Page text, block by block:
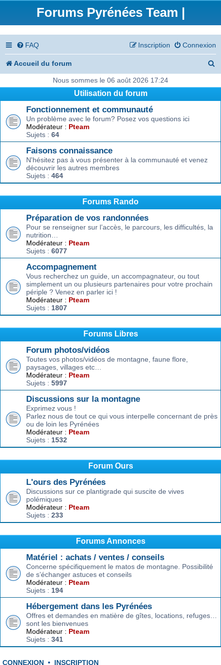
Forums Pyrénées Team |
FAQ Connexion
Inscription
Accueil du forum
e
Nous sommes le 06 août 2026 17:24
Utilisation du forum
Fonctionnement et communauté
Un problème avec le forum? Posez vos questions ici
Modérateur : Pteam
Sujets : 64
Faisons connaissance
N'hésitez pas à vous présenter à la communauté et venez
découvrir les autres membres
Sujets : 464
Forums Rando
Préparation de vos randonnées
Pour se renseigner sur l’accès, le parcours, les difficultés, la
nutrition…
Modérateur : Pteam
Sujets : 6077
Accompagnement
Vous recherchez un guide, un accompagnateur, ou tout
simplement un ou plusieurs partenaires pour votre prochain
périple ? Venez en parler ici !
Modérateur : Pteam
Sujets : 1807
Forums Libres
Forum photos/vidéos
Toutes vos photos/vidéos de montagne, faune flore,
paysages, villages etc…
Modérateur : Pteam
Sujets : 5997
Discussions sur la montagne
Exprimez vous !
Parlez nous de tout ce qui vous interpelle concernant de près
ou de loin les Pyrénées
Modérateur : Pteam
Sujets : 1532
Forum Ours
L'ours des Pyrénées
Discussions sur ce plantigrade qui suscite de vives
polémiques
Modérateur : Pteam
Sujets : 233
Forums Annonces
Matériel : achats / ventes / conseils
Concerne spécifiquement le matos de montagne. Possibilité
de s’échanger astuces et conseils
Modérateur : Pteam
Sujets : 194
Hébergement dans les Pyrénées
Offres et demandes en matière de gîtes, locations, refuges…
sont les bienvenues
Modérateur : Pteam
Sujets : 341
CONNEXION • INSCRIPTION